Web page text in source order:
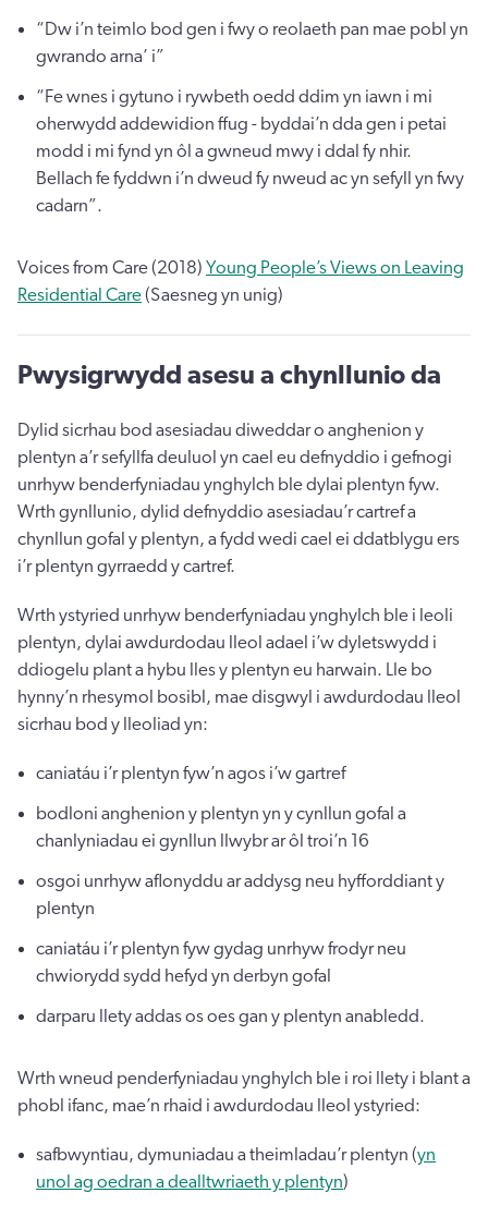
“Dw i’n teimlo bod gen i fwy o reolaeth pan mae pobl yn
gwrando arna’ i”
“Fe wnes i gytuno i rywbeth oedd ddim yn iawn i mi
oherwydd addewidion ffug - byddai’n dda gen i petai
modd i mi fynd yn ôl a gwneud mwy i ddal fy nhir.
Bellach fe fyddwn i’n dweud fy nweud ac yn sefyll yn fwy
cadarn”.
Voices from Care (2018) Young People’s Views on Leaving
Residential Care(Saesneg yn unig)
Pwysigrwydd asesu a chynllunio da
Dylid sicrhau bod asesiadau diweddar o anghenion y
plentyn a’r sefyllfa deuluol yn cael eu defnyddio i gefnogi
unrhyw benderfyniadau ynghylch ble dylai plentyn fyw.
Wrth gynllunio, dylid defnyddio asesiadau’r cartref a
chynllun gofal y plentyn, a fydd wedi cael ei ddatblygu ers
i’r plentyn gyrraedd y cartref.
Wrth ystyried unrhyw benderfyniadau ynghylch ble i leoli
plentyn, dylai awdurdodau lleol adael i’w dyletswydd i
ddiogelu plant a hybu lles y plentyn eu harwain. Lle bo
hynny’n rhesymol bosibl, mae disgwyl i awdurdodau lleol
sicrhau bod y lleoliad yn:
caniatáu i’r plentyn fyw’n agos i’w gartref
bodloni anghenion y plentyn yn y cynllun gofal a
chanlyniadau ei gynllun llwybr ar ôl troi’n 16
osgoi unrhyw aflonyddu ar addysg neu hyfforddiant y
plentyn
caniatáu i’r plentyn fyw gydag unrhyw frodyr neu
chwiorydd sydd hefyd yn derbyn gofal
darparu llety addas os oes gan y plentyn anabledd.
Wrth wneud penderfyniadau ynghylch ble i roi llety i blant a
phobl ifanc, mae’n rhaid i awdurdodau lleol ystyried:
safbwyntiau, dymuniadau a theimladau’r plentyn (yn
unol ag oedran a dealltwriaeth y plentyn)